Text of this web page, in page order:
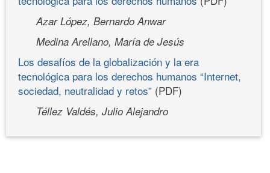
Azar López, Bernardo Anwar
Medina Arellano, María de Jesús
Los desafíos de la globalización y la era
tecnológica para los derechos humanos “Internet,
sociedad, neutralidad y retos” (PDF)
Téllez Valdés, Julio Alejandro